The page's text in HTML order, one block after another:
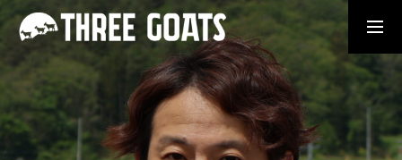
Booking
MESSAGE